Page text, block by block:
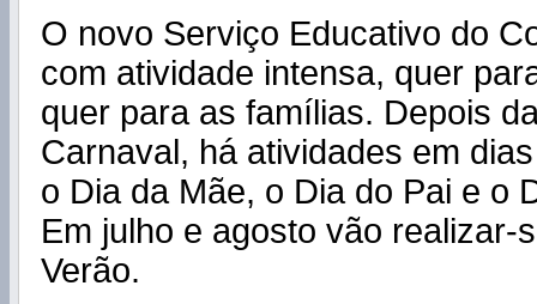
O novo Serviço Educativo do
com atividade intensa, quer
quer para as famílias. Depois
Carnaval, há atividades em
o Dia da Mãe, o Dia do Pai e o
Em julho e agosto vão realizar-
Verão.